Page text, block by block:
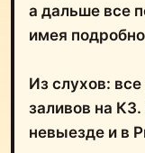
а дальше все
имея
Из слухов:
заливов на
невыезде и в